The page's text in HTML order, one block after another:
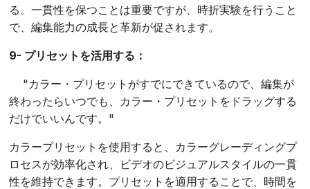
る。一貫性を保つことは重要ですが、時折実験を行うこと
で、編集能力の成長と革新が促されます。
9- プリセットを活用する：
"カラー・プリセットがすでにできているので、編集が
終わったらいつでも、カラー・プリセットをドラッグする
だけでいいんです。"
カラープリセットを使用すると、カラーグレーディングプ
ロセスが効率化され、ビデオのビジュアルスタイルの一貫
性を維持できます。プリセットを適用することで、時間を